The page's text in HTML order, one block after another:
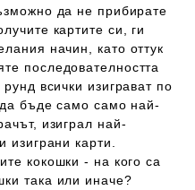
да не прибирате
картите си, ги
начин, като оттук
последователността
всички изиграват по
бъде само само най-
изиграл най-
изиграни карти.
кокошки - на кого са
така или иначе?